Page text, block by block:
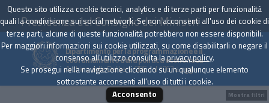
Presidenza del Consiglio dei Ministri
Dipartimento per la programmazione e il
coordinamento della politica economica
Archivio delle Delibere CIPE dal 1967 a oggi
Mostra filtri
Questo sito utilizza cookie tecnici, analytics e di terze parti per funzionalità
quali la condivisione sui social network. Se non acconsenti all'uso dei cookie di
terze parti, alcune di queste funzionalità potrebbero non essere disponibili.
Per maggiori informazioni sui cookie utilizzati, su come disabilitarli o negare il
consenso all'utilizzo consulta laprivacy policy.
Se prosegui nella navigazione cliccando su un qualunque elemento
sottostante acconsenti all'uso di tutti i cookie.
Acconsento